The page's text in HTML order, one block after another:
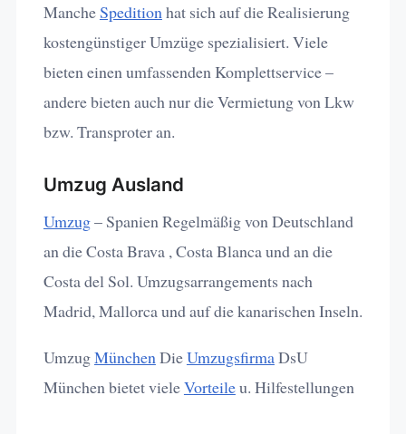
MancheSpeditionhat sich auf die Realisierung
kostengünstiger Umzüge spezialisiert. Viele
bieten einen umfassenden Komplettservice –
andere bieten auch nur die Vermietung von Lkw
bzw. Transproter an.
Umzug Ausland
Umzug– Spanien Regelmäßig von Deutschland
an die Costa Brava , Costa Blanca und an die
Costa del Sol. Umzugsarrangements nach
Madrid, Mallorca und auf die kanarischen Inseln.
UmzugMünchenDieUmzugsfirmaDsU
München bietet vieleVorteileu. Hilfestellungen